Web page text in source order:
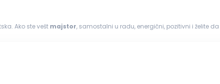
Ako ste vešt majstor, samostalni u radu, energični, pozitivni i želite